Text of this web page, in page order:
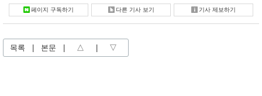
페이지 구독하기 다른 기사 보기 기사 제보하기
목록 | 본문 | △ | ▽